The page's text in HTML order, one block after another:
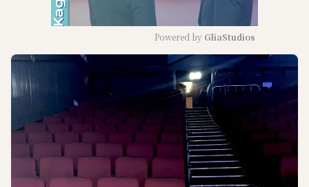
M
u
t
Powered by GliaStudios